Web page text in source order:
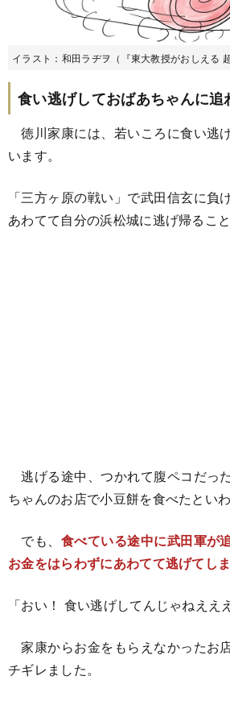
イラスト：和田ラヂヲ（『東大教授がおしえる
食い逃げしておばあちゃんに追
徳川家康には、若いころに食い逃
います。
「三方ヶ原の戦い」で武田信玄に負
あわてて自分の浜松城に逃げ帰ること
逃げる途中、つかれて腹ペコだっ
ちゃんのお店で小豆餅を食べたといわ
でも、 食べている途中に武田軍が
お金をはらわずにあわてて逃げてし
「おい！ 食い逃げしてんじゃねええ
家康からお金をもらえなかったお
チギレました。